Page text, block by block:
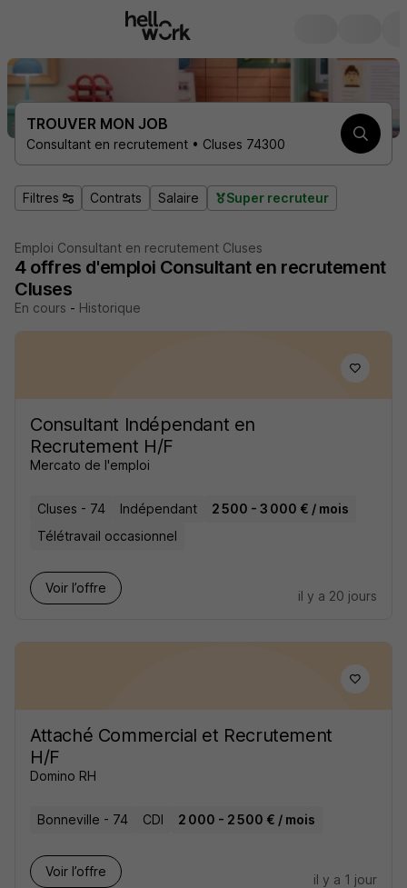
TROUVER MON JOB
Consultant en recrutement • Cluses 74300
Filtres Contrats Salaire Super recruteur
Emploi Consultant en recrutement Cluses
4 offres d'emploi Consultant en recrutement
Cluses
En cours - Historique
Consultant Indépendant en
Recrutement H/F
Mercato de l'emploi
Cluses - 74 Indépendant
2 500 - 3 000 € / mois
Télétravail occasionnel
Voir l’offre
il y a 20 jours
Attaché Commercial et Recrutement
H/F
Domino RH
Bonneville - 74 CDI 2 000 - 2 500 € / mois
Voir l’offre
il y a 1 jour